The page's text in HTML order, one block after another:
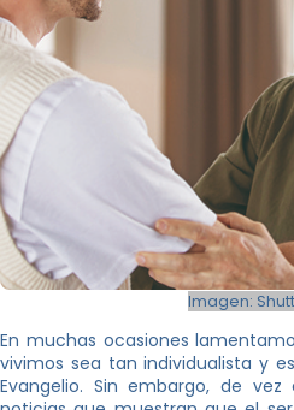
Imagen:
En muchas ocasiones
vivimos sea tan individualista y
Evangelio. Sin embargo, de